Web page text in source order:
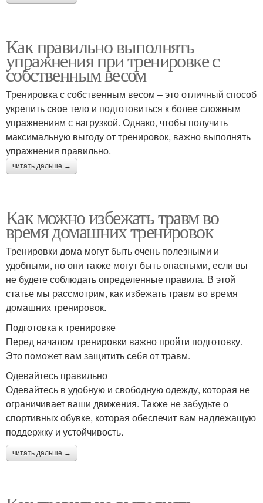
Как правильно выполнять
упражнения при тренировке с
собственным весом
Тренировка с собственным весом – это отличный способ
укрепить свое тело и подготовиться к более сложным
упражнениям с нагрузкой. Однако, чтобы получить
максимальную выгоду от тренировок, важно выполнять
упражнения правильно.
читать дальше →
Как можно избежать травм во
время домашних тренировок
Тренировки дома могут быть очень полезными и
удобными, но они также могут быть опасными, если вы
не будете соблюдать определенные правила. В этой
статье мы рассмотрим, как избежать травм во время
домашних тренировок.
Подготовка к тренировке
Перед началом тренировки важно пройти подготовку.
Это поможет вам защитить себя от травм.
Одевайтесь правильно
Одевайтесь в удобную и свободную одежду, которая не
ограничивает ваши движения. Также не забудьте о
спортивных обувке, которая обеспечит вам надлежащую
поддержку и устойчивость.
читать дальше →